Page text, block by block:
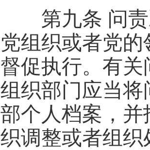
第九条 问
党组织或者党
督促执行。有
组织部门应当
部个人档案，
织调整或者组